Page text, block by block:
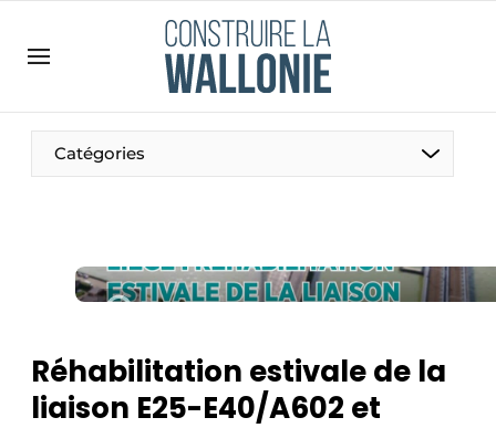
Emploi
Enregistrer une offre d’emploi
Meest gelezen
Podcasts
Privacy / Cookie statement
Catégories
Réhabilitation estivale de la
liaison E25-E40/A602 et